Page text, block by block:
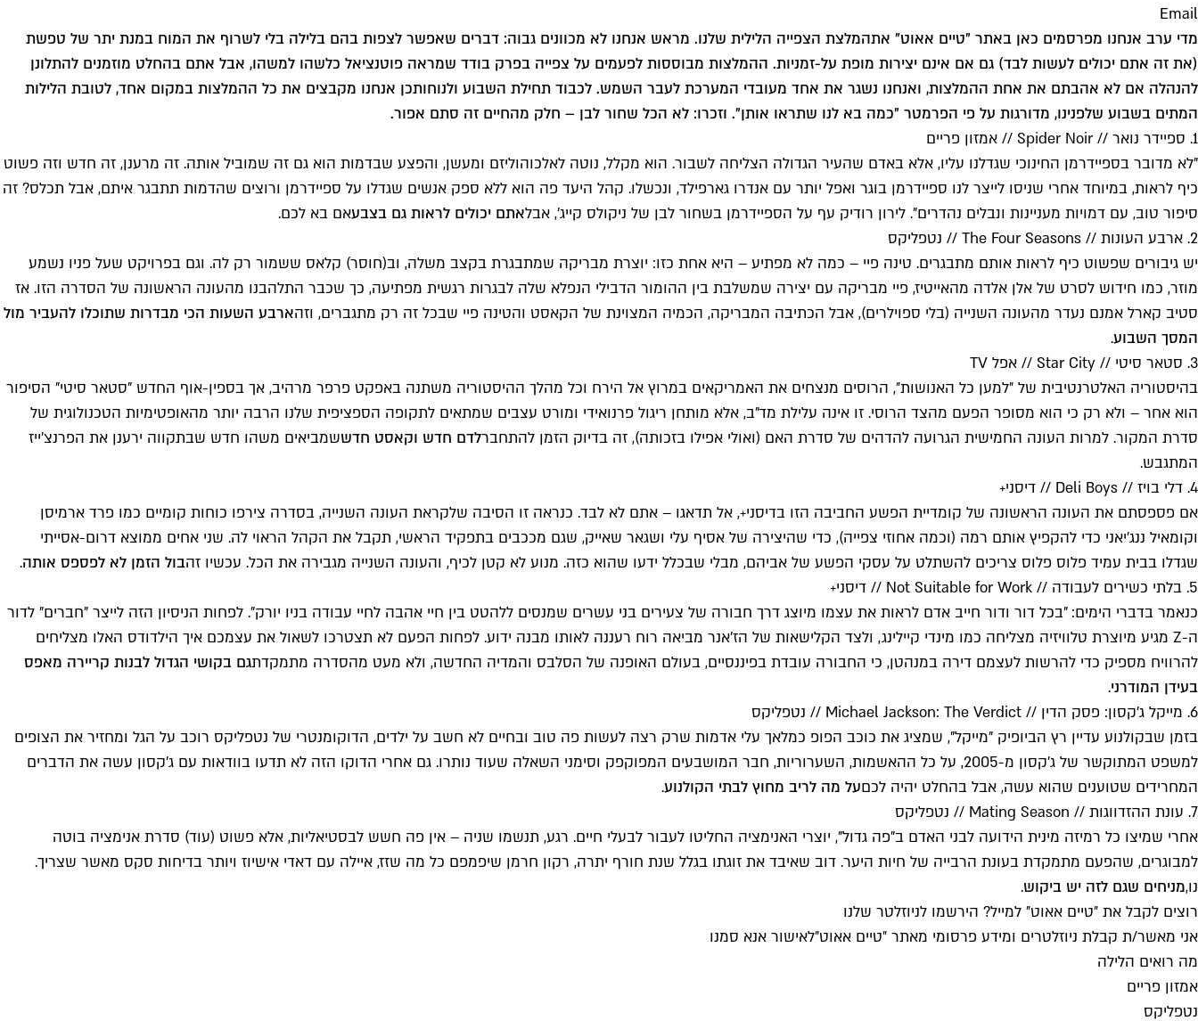
Email
מדי ערב אנחנו מפרסמים כאן באתר "טיים אאוט" אתהמלצת הצפייה הלילית שלנו. מראש אנחנו לא מכוונים גבוה: דברים שאפשר לצפות בהם בלילה בלי לשרוף את המוח במנת יתר של טפשת
(את זה אתם יכולים לעשות לבד) גם אם אינם יצירות מופת על-זמניות. ההמלצות מבוססות לפעמים על צפייה בפרק בודד שמראה פוטנציאל כלשהו למשהו, אבל אתם בהחלט מוזמנים להתלונן
להנהלה אם לא אהבתם את אחת ההמלצות, ואנחנו נשגר את אחד מעובדי המערכת לעבר השמש. לכבוד תחילת השבוע ולנוחותכן אנחנו מקבצים את כל ההמלצות במקום אחד, לטובת הלילות
המתים בשבוע שלפנינו, מדורגות על פי הפרמטר "כמה בא לנו שתראו אותן". וזכרו: לא הכל שחור לבן – חלק מהחיים זה סתם אפור.
1. ספיידר נואר // Spider Noir // אמזון פריים
"לא מדובר בספיידרמן החינוכי שגדלנו עליו, אלא באדם שהעיר הגדולה הצליחה לשבור. הוא מקלל, נוטה לאלכוהוליזם ומעשן, והפצע שבדמות הוא גם זה שמוביל אותה. זה מרענן, זה חדש וזה פשוט
כיף לראות, במיוחד אחרי שניסו לייצר לנו ספיידרמן בוגר ואפל יותר עם אנדרו גארפילד, ונכשלו. קהל היעד פה הוא ללא ספק אנשים שגדלו על ספיידרמן ורוצים שהדמות תתבגר איתם, אבל תכלס? זה
סיפור טוב, עם דמויות מעניינות ונבלים נהדרים". לירון רודיק עף על הספיידרמן בשחור לבן של ניקולס קייג', אבלאתם יכולים לראות גם בצבעאם בא לכם.
2. ארבע העונות // The Four Seasons // נטפליקס
יש גיבורים שפשוט כיף לראות אותם מתבגרים. טינה פיי – כמה לא מפתיע – היא אחת כזו: יוצרת מבריקה שמתבגרת בקצב משלה, וב(חוסר) קלאס ששמור רק לה. וגם בפרויקט שעל פניו נשמע
מוזר, כמו חידוש לסרט של אלן אלדה מהאייטיז, פיי מבריקה עם יצירה שמשלבת בין ההומור הדבילי הנפלא שלה לבגרות רגשית מפתיעה, כך שכבר התלהבנו מהעונה הראשונה של הסדרה הזו. אז
סטיב קארל אמנם נעדר מהעונה השנייה (בלי ספוילרים), אבל הכתיבה המבריקה, הכמיה המצוינת של הקאסט והטינה פיי שבכל זה רק מתגברים, וזהארבע השעות הכי מבדרות שתוכלו להעביר מול
המסך השבוע.
3. סטאר סיטי // Star City // אפל TV
בהיסטוריה האלטרנטיבית של ״למען כל האנושות״, הרוסים מנצחים את האמריקאים במרוץ אל הירח וכל מהלך ההיסטוריה משתנה באפקט פרפר מרהיב, אך בספין-אוף החדש "סטאר סיטי" הסיפור
הוא אחר – ולא רק כי הוא מסופר הפעם מהצד הרוסי. זו אינה עלילת מד״ב, אלא מותחן ריגול פרנואידי ומורט עצבים שמתאים לתקופה הספציפית שלנו הרבה יותר מהאופטימיות הטכנולוגית של
סדרת המקור. למרות העונה החמישית הגרועה להדהים של סדרת האם (ואולי אפילו בזכותה), זה בדיוק הזמן להתחברלדם חדש וקאסט חדששמביאים משהו חדש שבתקווה ירענן את הפרנצ'ייז
המתגבש.
4. דלי בויז // Deli Boys // דיסני+
אם פספסתם את העונה הראשונה של קומדיית הפשע החביבה הזו בדיסני+, אל תדאגו – אתם לא לבד. כנראה זו הסיבה שלקראת העונה השנייה, בסדרה צירפו כוחות קומיים כמו פרד ארמיסן
וקומאיל ננג׳יאני כדי להקפיץ אותם רמה (וכמה אחוזי צפייה), כדי שהיצירה של אסיף עלי ושגאר שאייק, שגם מככבים בתפקיד הראשי, תקבל את הקהל הראוי לה. שני אחים ממוצא דרום-אסייתי
שגדלו בבית עמיד פלוס פלוס צריכים להשתלט על עסקי הפשע של אביהם, מבלי שבכלל ידעו שהוא כזה. מנוע לא קטן לכיף, והעונה השנייה מגבירה את הכל. עכשיו זהבול הזמן לא לפספס אותה.
5. בלתי כשירים לעבודה // Not Suitable for Work // דיסני+
כנאמר בדברי הימים: "בכל דור ודור חייב אדם לראות את עצמו מיוצג דרך חבורה של צעירים בני עשרים שמנסים ללהטט בין חיי אהבה לחיי עבודה בניו יורק". לפחות הניסיון הזה לייצר "חברים" לדור
ה-Z מגיע מיוצרת טלוויזיה מצליחה כמו מינדי קיילינג, ולצד הקלישאות של הז'אנר מביאה רוח רעננה לאותו מבנה ידוע. לפחות הפעם לא תצטרכו לשאול את עצמכם איך הילדודס האלו מצליחים
להרוויח מספיק כדי להרשות לעצמם דירה במנהטן, כי החבורה עובדת בפיננסיים, בעולם האופנה של הסלבס והמדיה החדשה, ולא מעט מהסדרה מתמקדתגם בקושי הגדול לבנות קריירה מאפס
בעידן המודרני.
6. מייקל ג'קסון: פסק הדין // Michael Jackson: The Verdict // נטפליקס
בזמן שבקולנוע עדיין רץ הביופיק "מייקל", שמציג את כוכב הפופ כמלאך עלי אדמות שרק רצה לעשות פה טוב ובחיים לא חשב על ילדים, הדוקומנטרי של נטפליקס רוכב על הגל ומחזיר את הצופים
למשפט המתוקשר של ג'קסון מ-2005, על כל ההאשמות, השערוריות, חבר המושבעים המפוקפק וסימני השאלה שעוד נותרו. גם אחרי הדוקו הזה לא תדעו בוודאות עם ג'קסון עשה את הדברים
המחרידים שטוענים שהוא עשה, אבל בהחלט יהיה לכםעל מה לריב מחוץ לבתי הקולנוע.
7. עונת ההזדווגות // Mating Season // נטפליקס
אחרי שמיצו כל רמיזה מינית הידועה לבני האדם ב"פה גדול", יוצרי האנימציה החליטו לעבור לבעלי חיים. רגע, תנשמו שניה – אין פה חשש לבסטיאליות, אלא פשוט (עוד) סדרת אנימציה בוטה
למבוגרים, שהפעם מתמקדת בעונת הרבייה של חיות היער. דוב שאיבד את זוגתו בגלל שנת חורף יתרה, רקון חרמן שיפמפם כל מה שזז, איילה עם דאדי אישיוז ויותר בדיחות סקס מאשר שצריך.
נו,מניחים שגם לזה יש ביקוש.
רוצים לקבל את ״טיים אאוט״ למייל? הירשמו לניוזלטר שלנו
אני מאשר/ת קבלת ניוזלטרים ומידע פרסומי מאתר ״טיים אאוט״לאישור אנא סמנו
מה רואים הלילה
אמזון פריים
נטפליקס